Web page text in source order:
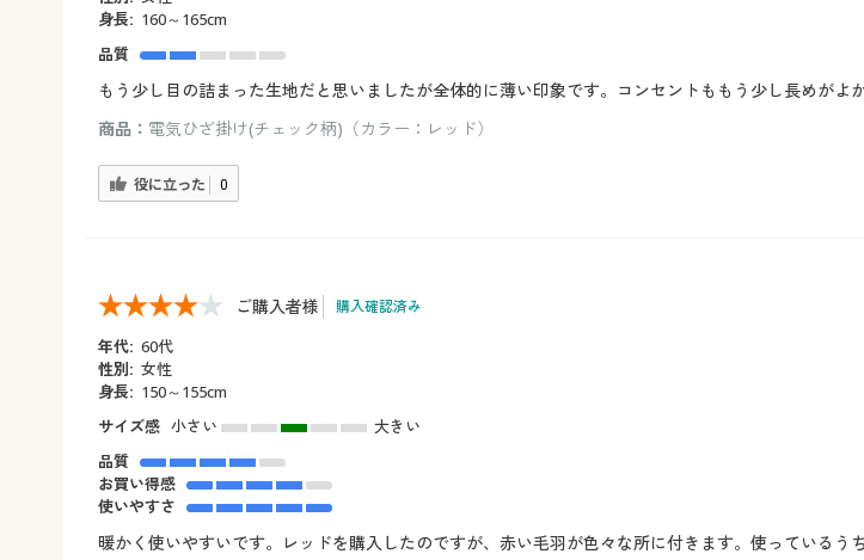
身長: 160～165cm
品質
もう少し目の詰まった生地だと思いましたが全体的に薄い印象です。コンセントももう少し長めがよか
商品： 電気ひざ掛け(チェック柄)（カラー：レッド）
役に立った 0
ご購入者様 購入確認済み
年代: 60代
性別: 女性
身長: 150～155cm
サイズ感 小さい
大きい
品質
お買い得感
使いやすさ
暖かく使いやすいです。レッドを購入したのですが、赤い毛羽が色々な所に付きます。使っているう